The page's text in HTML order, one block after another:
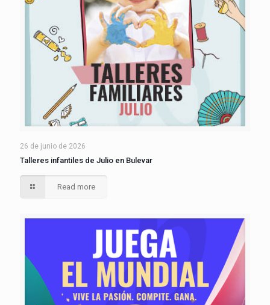
26 de junio de 2026
Talleres infantiles de Julio en Bulevar
Read more